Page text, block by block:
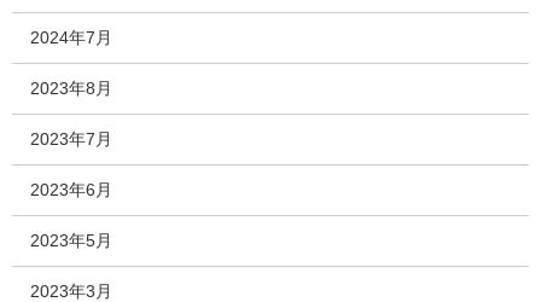
2024年7月
2023年8月
2023年7月
2023年6月
2023年5月
2023年3月